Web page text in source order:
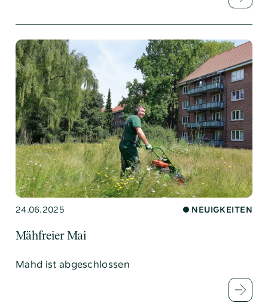
24.06.2025 NEUIGKEITEN
Mähfreier Mai
Mahd ist abgeschlossen